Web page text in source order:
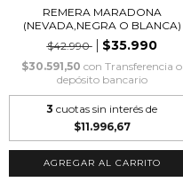
REMERA MARADONA
(NEVADA,NEGRA O BLANCA)
$42.990
$35.990
$30.591,50 con Transferencia o
depósito bancario
3 cuotas sin interés de
$11.996,67
AGREGAR AL CARRITO